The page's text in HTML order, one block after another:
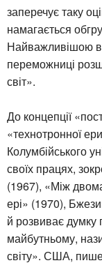
заперечує таку
намагається
Найважливішою
переможниці
світ».
До концепції
«технотронної
Колумбійського
своїх працях,
(1967), «Між
ері» (1970),
й розвиває
майбутньому,
світу». США,